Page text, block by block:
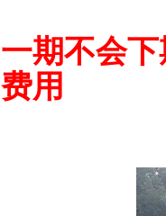
一期不会
费用